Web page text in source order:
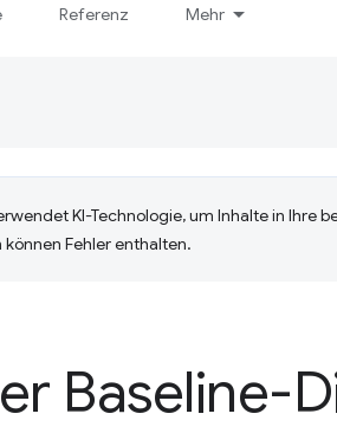
Referenz Mehr
KI-Technologie, um Inhalte in Ihre
Fehler enthalten.
Baseline-